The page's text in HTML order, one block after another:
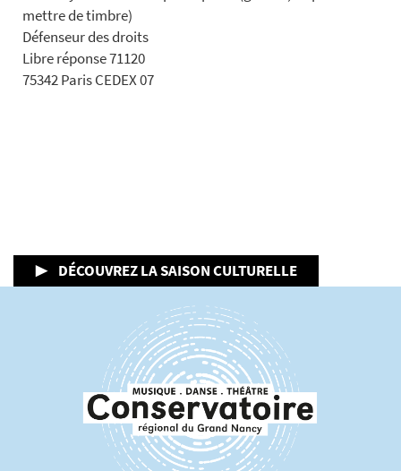
mettre de timbre)
Défenseur des droits
Libre réponse 71120
75342 Paris CEDEX 07
▶ DÉCOUVREZ LA SAISON CULTURELLE